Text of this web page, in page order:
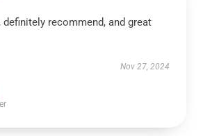
definitely recommend, and great
Nov 27, 2024